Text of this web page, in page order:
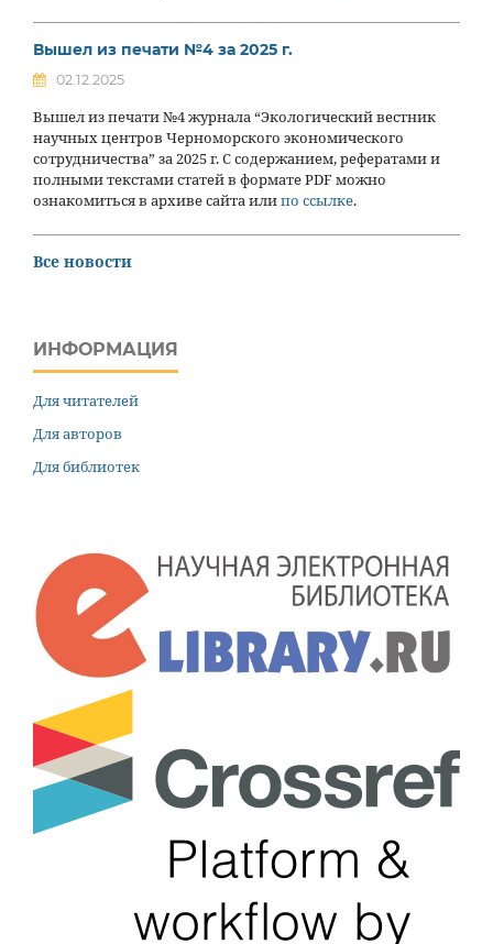
Вышел из печати №4 за 2025 г.
02.12.2025
Вышел из печати №4 журнала “Экологический вестник
научных центров Черноморского экономического
сотрудничества” за 2025 г. С содержанием, рефератами и
полными текстами статей в формате PDF можно
ознакомиться в архиве сайта илипо ссылке.
Все новости
ИНФОРМАЦИЯ
Для читателей
Для авторов
Для библиотек